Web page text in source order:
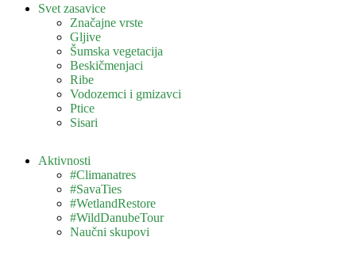
Svet zasavice
Značajne vrste
Gljive
Šumska vegetacija
Beskičmenjaci
Ribe
Vodozemci i gmizavci
Ptice
Sisari
Aktivnosti
#Climanatres
#SavaTies
#WetlandRestore
#WildDanubeTour
Naučni skupovi